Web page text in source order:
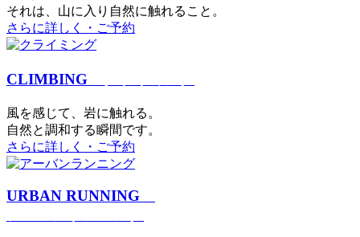
それは、⼭に⼊り⾃然に触れること。
さらに詳しく・ご予約
CLIMBING
⾵を感じて、岩に触れる。
⾃然と調和する瞬間です。
さらに詳しく・ご予約
URBAN RUNNING